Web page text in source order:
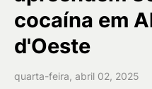
cocaína em
d'Oeste
quarta-feira, abril 02, 2025